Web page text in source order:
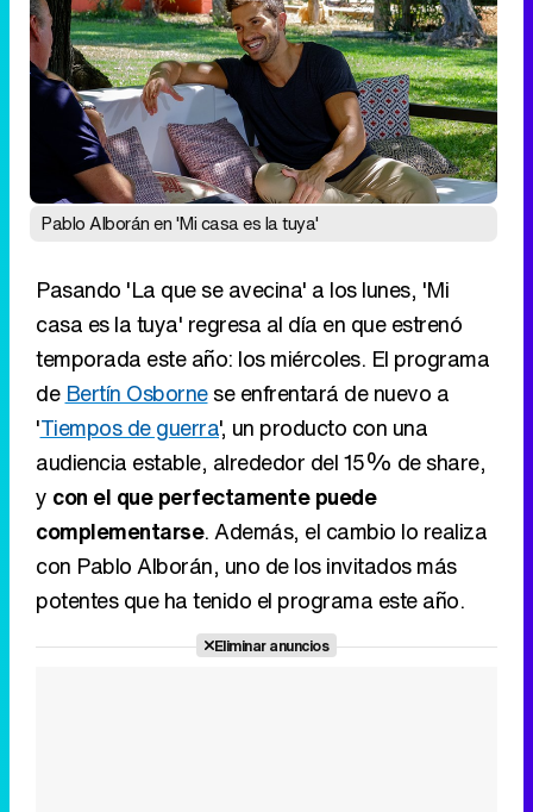
Pablo Alborán en 'Mi casa es la tuya'
Pasando 'La que se avecina' a los lunes, 'Mi
casa es la tuya' regresa al día en que estrenó
temporada este año: los miércoles. El programa
deBertín Osbornese enfrentará de nuevo a
audiencia estable, alrededor del 15% de share,
ycon el que perfectamente puede
complementarse. Además, el cambio lo realiza
con Pablo Alborán, uno de los invitados más
potentes que ha tenido el programa este año.